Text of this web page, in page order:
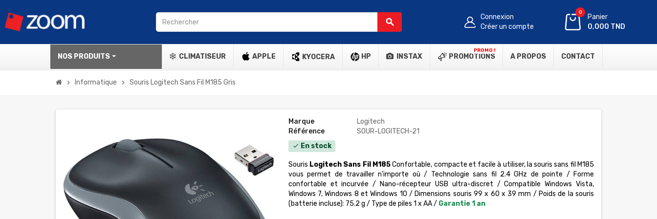
search
Connexion
Créer un compte
0
Panier
0,000 TND
NOS PRODUITS CLIMATISEUR APPLE KYOCERA HP INSTAX PROMOTIONS
PROMO !
A PROPOS CONTACT
chevron_right Informatique chevron_right Souris Logitech Sans Fil M185 Gris
Marque
Logitech
Référence
SOUR-LOGITECH-21
check En stock
Souris Logitech Sans Fil M185Confortable, compacte et facile à utiliser, la souris sans fil M185
vous permet de travailler n'importe où / Technologie sans fil 2.4 GHz de pointe / Forme
confortable et incurvée / Nano-récepteur USB ultra-discret / Compatible Windows Vista,
Windows 7, Windows 8 et Windows 10 / Dimensions souris 99 x 60 x 39 mm / Poids de la souris
(batterie incluse): 75.2 g / Type de piles 1 x AA / Garantie 1 an